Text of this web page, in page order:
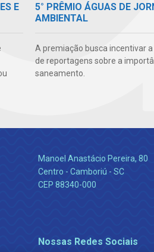
E
5° PRÊMIO ÁGUAS DE
AMBIENTAL
A premiação busca incentivar
de reportagens sobre a
saneamento.
Manoel Anastácio Pereira, 80
Centro - Camboriú - SC
CEP 88340-000
Nossas Redes Sociais